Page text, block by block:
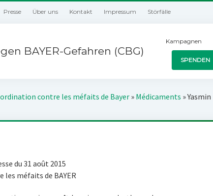
Presse Über uns Kontakt Impressum Störfälle
BAYER-Gefahren (CBG)
Kampagnen
SPENDEN
contre les méfaits de Bayer» Médicaments »Yasmin
du 31 août 2015
méfaits de BAYER